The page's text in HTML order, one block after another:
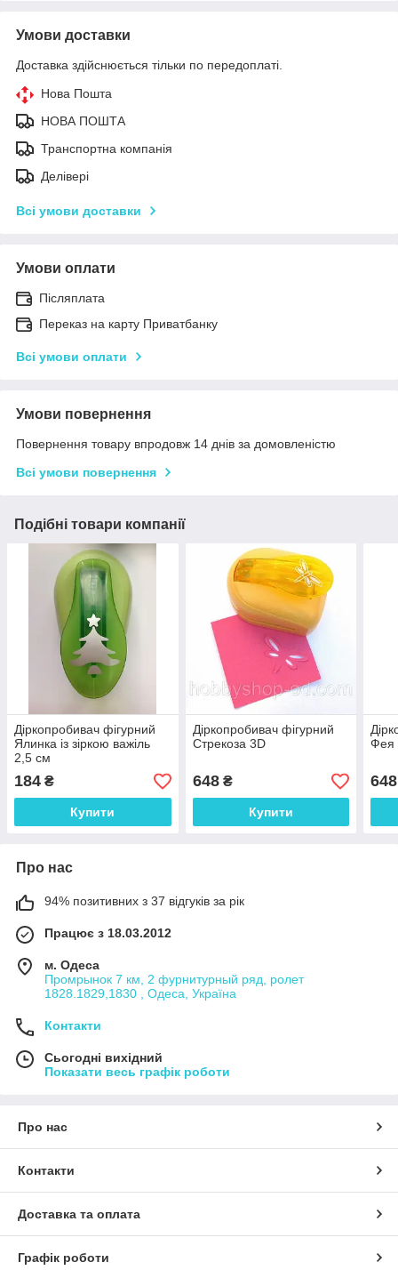
Умови доставки
Доставка здійснюється тільки по передоплаті.
Нова Пошта
НОВА ПОШТА
Транспортна компанія
Делівері
Всі умови доставки
Умови оплати
Післяплата
Переказ на карту Приватбанку
Всі умови оплати
Умови повернення
Повернення товару впродовж 14 днів за домовленістю
Всі умови повернення
Подібні товари компанії
Діркопробивач фігурний
Ялинка із зіркою важіль
2,5 см
184 ₴
Купити
Діркопробивач фігурний
Стрекоза 3D
648₴
Купити
Фея
648
Про нас
94% позитивних з 37 відгуків за рік
Працює з 18.03.2012
м. Одеса
Промрынок 7 км, 2 фурнитурный ряд, ролет
1828.1829,1830 , Одеса, Україна
Контакти
Сьогодні вихідний
Показати весь графік роботи
Про нас
Контакти
Доставка та оплата
Графік роботи